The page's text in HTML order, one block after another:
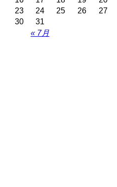
« 7月
23
24 25 26 27
30
31